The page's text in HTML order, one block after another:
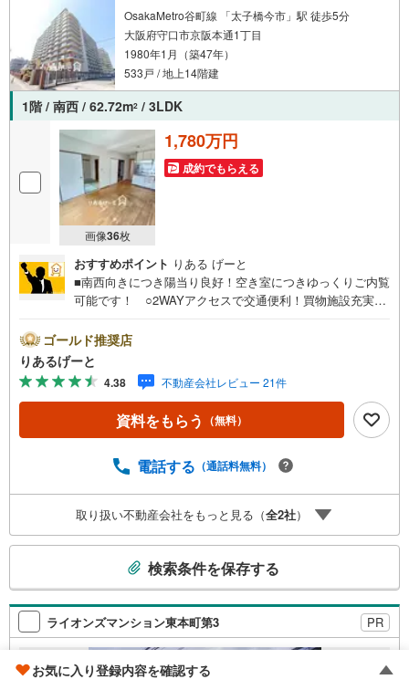
OsakaMetro谷町線 「太子橋今市」駅 徒歩5分
大阪府守口市京阪本通1丁目
1980年1月（築47年）
533戸 / 地上14階建
1階 / 南西 / 62.72m2 / 3LDK
画像36枚
1,780万円
成約でもらえる
おすすめポイント りある げーと
■南西向きにつき陽当り良好！空き室につきゆっくりご内覧
可能です！ ○2WAYアクセスで交通便利！買物施設充実の
ける1階専用庭のあるお部屋！■物件検討中のお客さま！ち
ょっと見学してみたいだけなどでも内覧可能です！売主さ
まの都合等で見学ができない場合がございます。お気軽に
「りあるげーと」までお問合わせ下さい！■「りあるげー
と」が選ばれるポイント！■年中休まず営業中！いつでも対
応致します！・営業時間:9:00～21:00上記の時間帯は、お
相談、承ります！■【無料送迎】「小さなお子さまをつれて
ます！【リフォーム相談】資格を持った専門スタッフがお
悩みに合わせてお話をうかがい、お客さまにぴったりの提
問、気になること、何でもお気軽にご相談ください！
ゴールド推奨店
りあるげーと
4.38 不動産会社レビュー 21件
資料をもらう （無料）
電話する （通話料無料）
取り扱い不動産会社をもっと見る（全2社）
検
索
条
件
で
検索条件を保存する
ライオンズマンション東本町第3 PR
お気に入り登録内容を確認する